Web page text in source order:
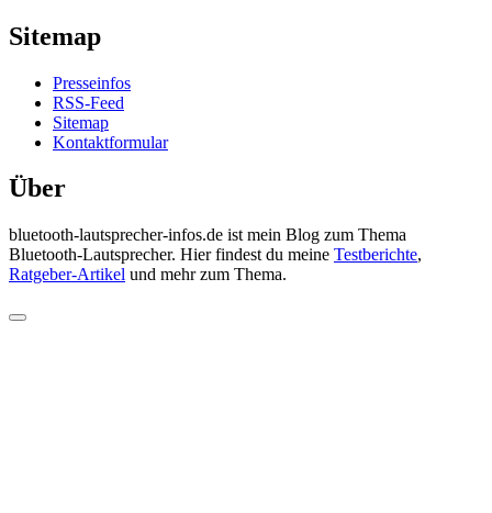
Sitemap
Presseinfos
RSS-Feed
Sitemap
Kontaktformular
Über
bluetooth-lautsprecher-infos.de ist mein Blog zum Thema
Bluetooth-Lautsprecher. Hier findest du meine Testberichte,
Ratgeber-Artikel und mehr zum Thema.